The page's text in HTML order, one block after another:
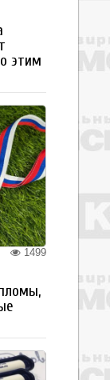
этим
1499